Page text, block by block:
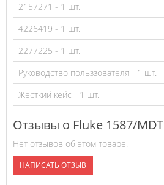
2157271 - 1 шт.
4226419 - 1 шт.
2277225 - 1 шт.
Руководство польззователя - 1 шт.
Жесткий кейс - 1 шт.
Отзывы о Fluke 1587/MDT
Нет отзывов об этом товаре.
НАПИСАТЬ ОТЗЫВ